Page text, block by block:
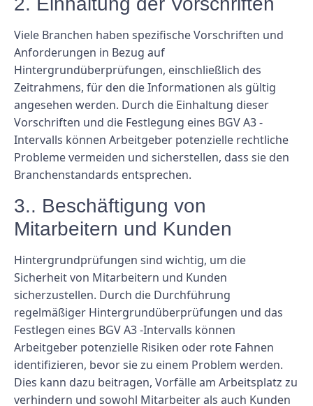
Viele Branchen haben spezifische Vorschriften und
Anforderungen in Bezug auf
Hintergrundüberprüfungen, einschließlich des
Zeitrahmens, für den die Informationen als gültig
angesehen werden. Durch die Einhaltung dieser
Vorschriften und die Festlegung eines BGV A3 -
Intervalls können Arbeitgeber potenzielle rechtliche
Probleme vermeiden und sicherstellen, dass sie den
Branchenstandards entsprechen.
3.. Beschäftigung von
Mitarbeitern und Kunden
Hintergrundprüfungen sind wichtig, um die
Sicherheit von Mitarbeitern und Kunden
sicherzustellen. Durch die Durchführung
regelmäßiger Hintergrundüberprüfungen und das
Festlegen eines BGV A3 -Intervalls können
Arbeitgeber potenzielle Risiken oder rote Fahnen
identifizieren, bevor sie zu einem Problem werden.
Dies kann dazu beitragen, Vorfälle am Arbeitsplatz zu
verhindern und sowohl Mitarbeiter als auch Kunden